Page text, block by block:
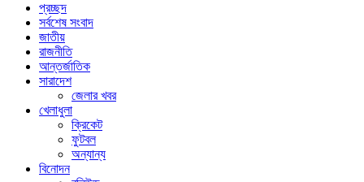
প্রচ্ছদ
সর্বশেষ সংবাদ
জাতীয়
রাজনীতি
আন্তর্জাতিক
সারাদেশ
জেলার খবর
খেলাধুলা
ক্রিকেট
ফুটবল
অন্যান্য
বিনোদন